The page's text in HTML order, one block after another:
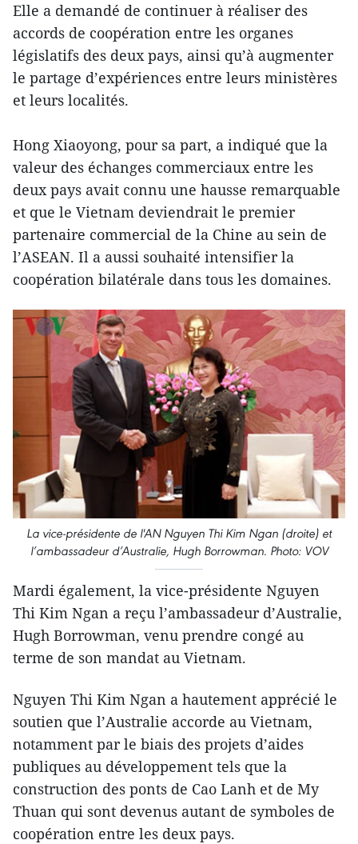
Elle a demandé de continuer à réaliser des
accords de coopération entre les organes
législatifs des deux pays, ainsi qu’à augmenter
le partage d’expériences entre leurs ministères
et leurs localités.
Hong Xiaoyong, pour sa part, a indiqué que la
valeur des échanges commerciaux entre les
deux pays avait connu une hausse remarquable
et que le Vietnam deviendrait le premier
partenaire commercial de la Chine au sein de
l’ASEAN. Il a aussi souhaité intensifier la
coopération bilatérale dans tous les domaines.
La vice-présidente de l'AN Nguyen Thi Kim Ngan (droite) et
l’ambassadeur d’Australie, Hugh Borrowman. Photo: VOV
Mardi également, la vice-présidente Nguyen
Thi Kim Ngan a reçu l’ambassadeur d’Australie,
Hugh Borrowman, venu prendre congé au
terme de son mandat au Vietnam.
Nguyen Thi Kim Ngan a hautement apprécié le
soutien que l’Australie accorde au Vietnam,
notamment par le biais des projets d’aides
publiques au développement tels que la
construction des ponts de Cao Lanh et de My
Thuan qui sont devenus autant de symboles de
coopération entre les deux pays.